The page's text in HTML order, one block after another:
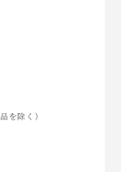
を除く）